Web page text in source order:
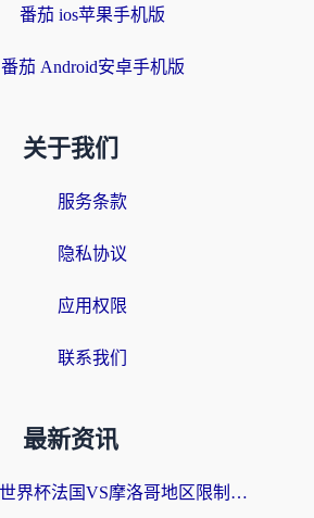
番茄 ios苹果手机版
番茄 Android安卓手机版
关于我们
服务条款
隐私协议
应用权限
联系我们
最新资讯
在国外看世界杯法国VS摩洛哥地区限制？这篇指南让你流畅看中文解说无压力